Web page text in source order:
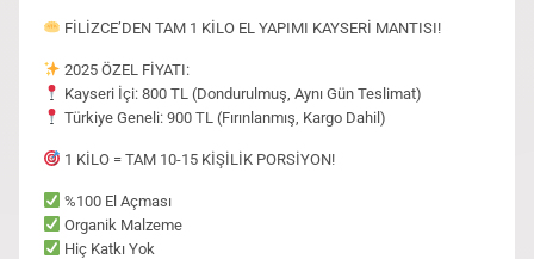
FİLİZCE’DEN TAM 1 KİLO EL YAPIMI KAYSERİ MANTISI!
2025 ÖZEL FİYATI:
Kayseri İçi: 800 TL (Dondurulmuş, Aynı Gün Teslimat)
Türkiye Geneli: 900 TL (Fırınlanmış, Kargo Dahil)
1 KİLO = TAM 10-15 KİŞİLİK PORSİYON!
%100 El Açması
Organik Malzeme
Hiç Katkı Yok